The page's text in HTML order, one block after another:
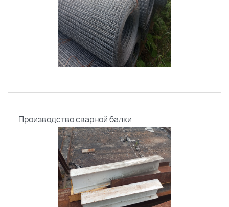
Производство сварной балки